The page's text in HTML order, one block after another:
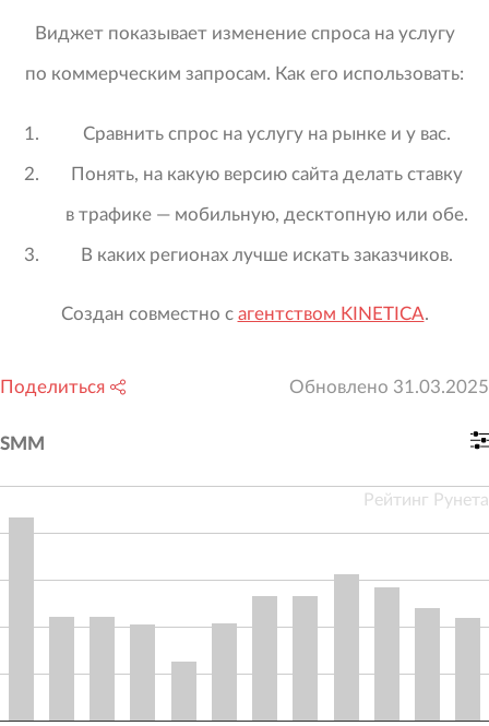
Виджет показывает изменение спроса на услугу
по коммерческим запросам. Как его использовать:
Сравнить спрос на услугу на рынке и у вас.
Понять, на какую версию сайта делать ставку
в трафике — мобильную, десктопную или обе.
В каких регионах лучше искать заказчиков.
Создан совместно с агентством KINETICA.
Поделиться Обновлено 31.03.2025
SMM
Рейтинг Рунета